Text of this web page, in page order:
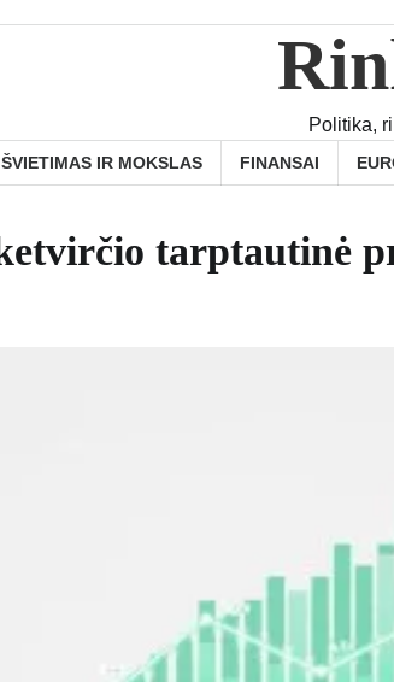
Politika,
ŠVIETIMAS IR MOKSLAS FINANSAI
tarptautinė